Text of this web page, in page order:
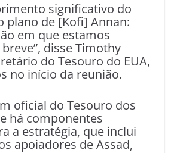
significativo do
plano de [Kofi] Annan:
em que estamos
disse Timothy
do Tesouro do EUA,
no início da reunião.
oficial do Tesouro dos
há componentes
a estratégia, que inclui
apoiadores de Assad,